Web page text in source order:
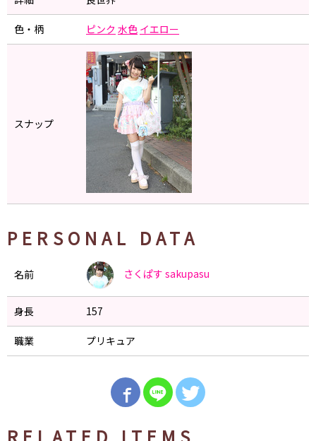
色・柄 ピンク 水色 イエロー
スナップ
PERSONAL DATA
名前 さくぱす sakupasu
身長 157
職業 プリキュア